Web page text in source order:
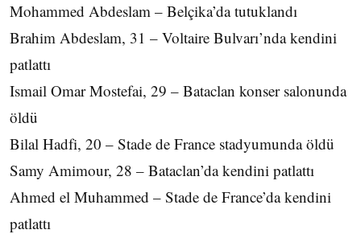
Mohammed Abdeslam – Belçika’da tutuklandı
Brahim Abdeslam, 31 – Voltaire Bulvarı’nda kendini
patlattı
Ismail Omar Mostefai, 29 – Bataclan konser salonunda
öldü
Bilal Hadfi, 20 – Stade de France stadyumunda öldü
Samy Amimour, 28 – Bataclan’da kendini patlattı
Ahmed el Muhammed – Stade de France’da kendini
patlattı